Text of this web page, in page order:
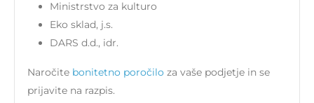
Ministrstvo za kulturo
Eko sklad, j.s.
DARS d.d., idr.
Naročite bonitetno poročilo za vaše podjetje in se
prijavite na razpis.